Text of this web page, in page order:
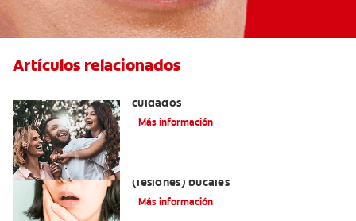
Artículos relacionados
cuidados
Más información
(lesiones) bucales
Más información